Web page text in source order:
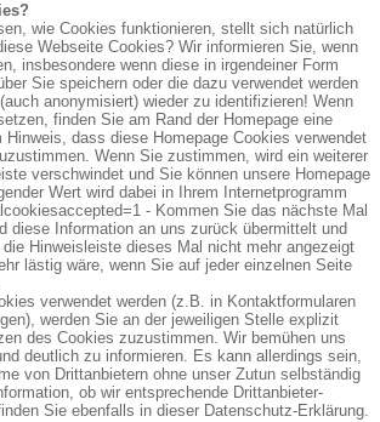
wie Cookies funktionieren, stellt sich natürlich
Webseite Cookies? Wir informieren Sie, wenn
insbesondere wenn diese in irgendeiner Form
Sie speichern oder die dazu verwendet werden
anonymisiert) wieder zu identifizieren! Wenn
finden Sie am Rand der Homepage eine
Hinweis, dass diese Homepage Cookies verwendet
Wenn Sie zustimmen, wird ein weiterer
verschwindet und Sie können unsere Homepage
Wert wird dabei in Ihrem Internetprogramm
- Kommen Sie das nächste Mal
diese Information an uns zurück übermittelt und
Hinweisleiste dieses Mal nicht mehr angezeigt
lästig wäre, wenn Sie auf jeder einzelnen Seite
verwendet werden (z.B. in Kontaktformularen
werden Sie an der jeweiligen Stelle explizit
des Cookies zuzustimmen. Wir bemühen uns
deutlich zu informieren. Es kann allerdings sein,
von Drittanbietern ohne unser Zutun selbständig
ob wir entsprechende Drittanbieter-
Sie ebenfalls in dieser Datenschutz-Erklärung.